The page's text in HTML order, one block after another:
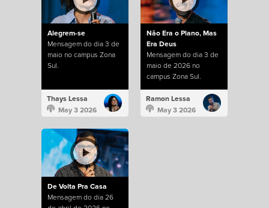
Alegrem-se
Mensagem do dia 3 de
maio no campus Zona
Sul.
Thays Lessa
May 3 2026
Não Era o Plano, Mas
Era Deus
Mensagem do dia 3 de
maio de 2026 no
campus Zona Sul.
Ramon Lessa
May 3 2026
De Volta Pra Casa
Mensagem do dia 26